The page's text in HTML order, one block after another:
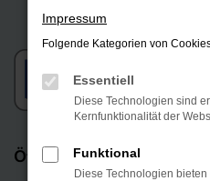
Öffnungszeiten
Impressum
Folgende Kategorien von
Essentiell
Diese Technologien sind
Kernfunktionalität der
Funktional
Diese Technologien